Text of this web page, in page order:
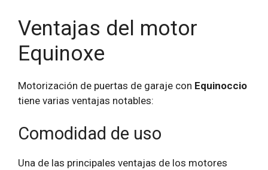
Ventajas del motor
Equinoxe
Motorización de puertas de garaje con Equinoccio
tiene varias ventajas notables:
Comodidad de uso
Una de las principales ventajas de los motores